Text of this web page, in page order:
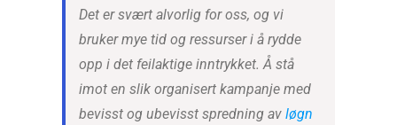
Det er svært alvorlig for oss, og vi
bruker mye tid og ressurser i å rydde
opp i det feilaktige inntrykket. Å stå
imot en slik organisert kampanje med
bevisst og ubevisst spredning av løgn